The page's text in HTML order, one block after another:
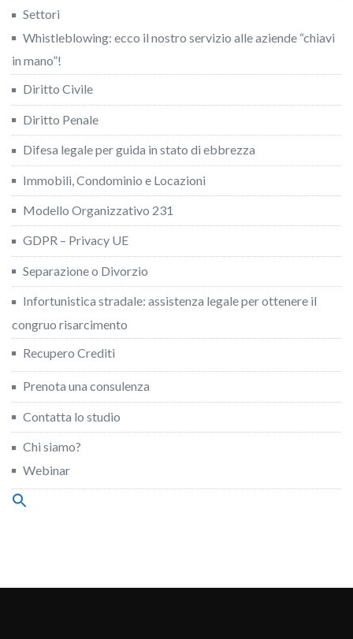
Settori
Whistleblowing: ecco il nostro servizio alle aziende “chiavi
in mano”!
Diritto Civile
Diritto Penale
Difesa legale per guida in stato di ebbrezza
Immobili, Condominio e Locazioni
Modello Organizzativo 231
GDPR – Privacy UE
Separazione o Divorzio
Infortunistica stradale: assistenza legale per ottenere il
congruo risarcimento
Recupero Crediti
Prenota una consulenza
Contatta lo studio
Chi siamo?
Webinar
Search